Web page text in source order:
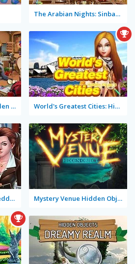
The Arabian Nights: Sinbad the Voyager
Home Makeover 2 Hidden Object World's Greatest Cities: Hidden Objects
Mary Knots: Garden Wedding Mystery Venue Hidden Object